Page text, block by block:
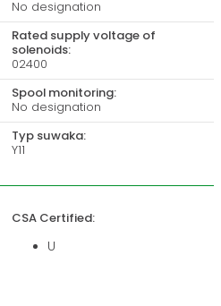
Magazyn 24H:
+48 665 001 770
No designation
Rated supply voltage of
solenoids:
02400
Spool monitoring:
No designation
Typ suwaka:
Y11
CSA Certified:
U